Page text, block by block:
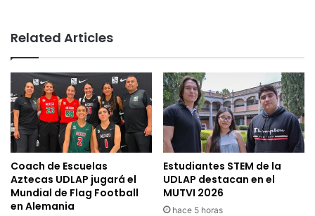
Related Articles
Coach de Escuelas
Aztecas UDLAP jugará el
Mundial de Flag Football
en Alemania
Estudiantes STEM de la
UDLAP destacan en el
MUTVI 2026
hace 5 horas